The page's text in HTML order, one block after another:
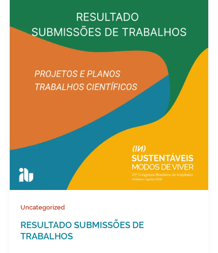
Uncategorized
RESULTADO SUBMISSÕES DE
TRABALHOS